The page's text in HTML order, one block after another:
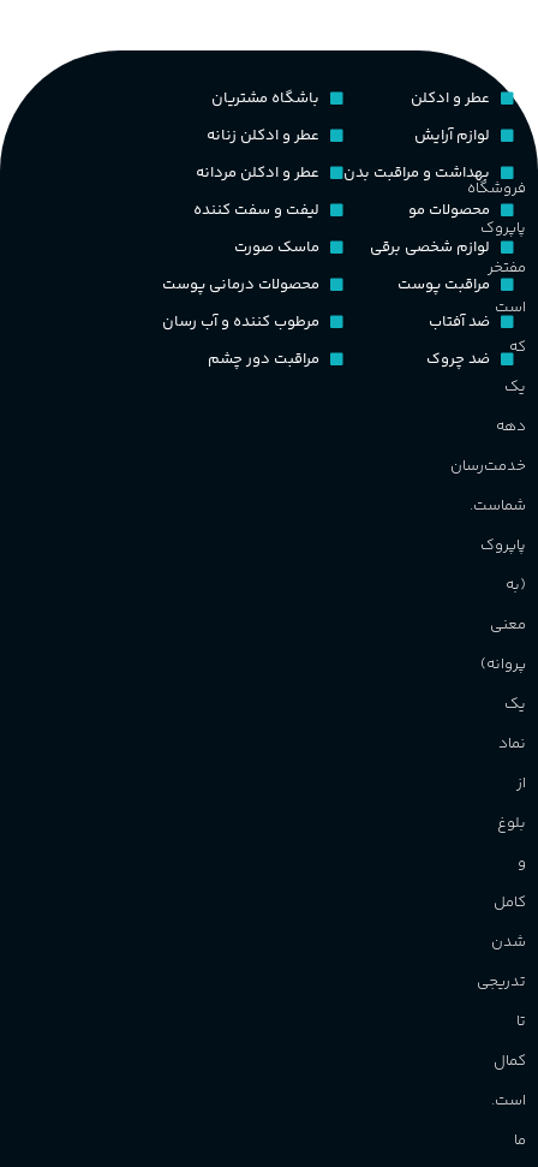
کشور مبدا برند
طبع تلخ
غلظت
اکسترکت دو پرفیوم
گروه بویایی میوه ای
مناسب برای
آقایان
میوه‌ها و مرکبات، وانیل،
فروشگاه
پاپروک
مفتخر
است
که
یک
دهه
خدمت‌رسان
شماست.
پاپروک
(به
معنی
پروانه)
یک
نماد
از
بلوغ
و
کامل
شدن
تدریجی
تا
کمال
است.
ما
عطر و ادکلن
لوازم آرایش
بهداشت و مراقبت بدن
محصولات مو
لوازم شخصی برقی
مراقبت پوست
ضد آفتاب
ضد چروک
باشگاه مشتریان
عطر و ادکلن زنانه
عطر و ادکلن مردانه
لیفت و سفت کننده
ماسک صورت
محصولات درمانی پوست
مرطوب کننده و آب رسان
مراقبت دور چشم